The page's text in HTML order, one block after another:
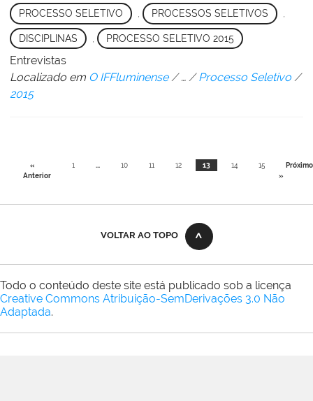
PROCESSO SELETIVO , PROCESSOS SELETIVOS ,
DISCIPLINAS PROCESSO SELETIVO 2015
Entrevistas
Localizado em O IFFluminense /… /Processo Seletivo /
2015
«
Anterior
1 ... 10 11 12 13 14 15
Próximo
»
VOLTAR AO TOPO
Todo o conteúdo deste site está publicado sob a licença
Creative Commons Atribuição-SemDerivações 3.0 Não
Adaptada.